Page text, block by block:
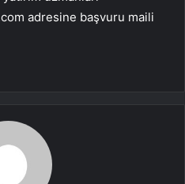
adresine başvuru maili